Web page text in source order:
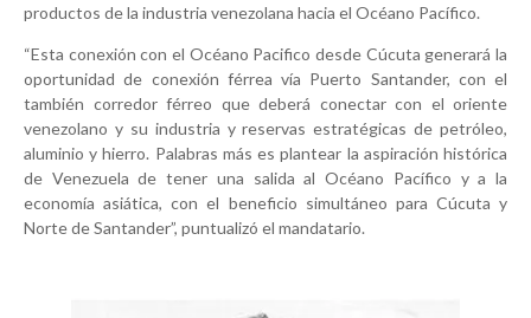
productos de la industria venezolana hacia el Océano Pacífico.
“Esta conexión con el Océano Pacifico desde Cúcuta generará la
oportunidad de conexión férrea vía Puerto Santander, con el
también corredor férreo que deberá conectar con el oriente
venezolano y su industria y reservas estratégicas de petróleo,
aluminio y hierro. Palabras más es plantear la aspiración histórica
de Venezuela de tener una salida al Océano Pacífico y a la
economía asiática, con el beneficio simultáneo para Cúcuta y
Norte de Santander”, puntualizó el mandatario.